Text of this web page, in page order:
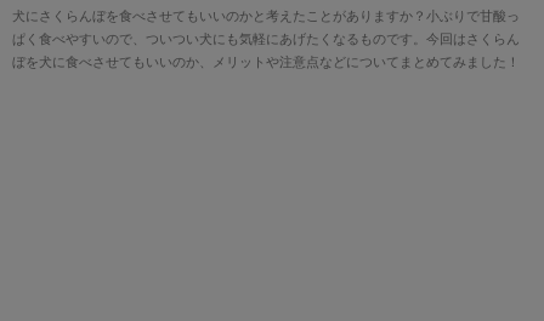
犬にさくらんぼを食べさせてもいいのかと考えたことがありますか？小ぶりで甘酸っ
ぱく食べやすいので、ついつい犬にも気軽にあげたくなるものです。今回はさくらん
ぼを犬に食べさせてもいいのか、メリットや注意点などについてまとめてみました！